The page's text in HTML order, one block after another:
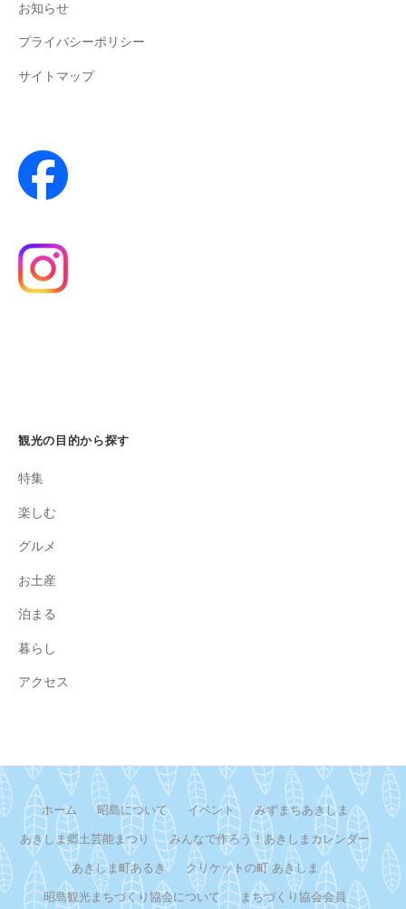
お知らせ
プライバシーポリシー
サイトマップ
観光の目的から探す
特集
楽しむ
グルメ
お土産
泊まる
暮らし
アクセス
ホーム 昭島について イベント みずまちあきしま
あきしま郷土芸能まつり みんなで作ろう！あきしまカレンダー
あきしま町あるき クリケットの町 あきしま
昭島観光まちづくり協会について まちづくり協会会員